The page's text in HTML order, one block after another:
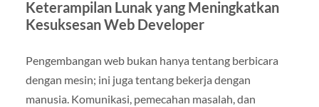
Keterampilan Lunak yang Meningkatkan
Kesuksesan Web Developer
Pengembangan web bukan hanya tentang berbicara
dengan mesin; ini juga tentang bekerja dengan
manusia. Komunikasi, pemecahan masalah, dan